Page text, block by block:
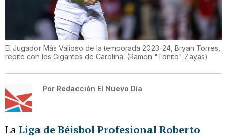
El Jugador Más Valioso de la temporada 2023-24, Bryan Torres,
repite con los Gigantes de Carolina. (Ramon "Tonito" Zayas)
Por Redacción El Nuevo Día
LaLiga de Béisbol Profesional Roberto